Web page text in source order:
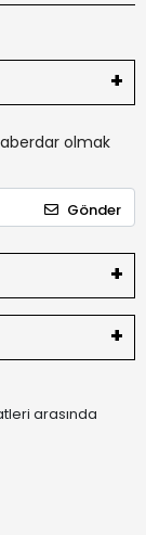
olmak
Gönder
arasında